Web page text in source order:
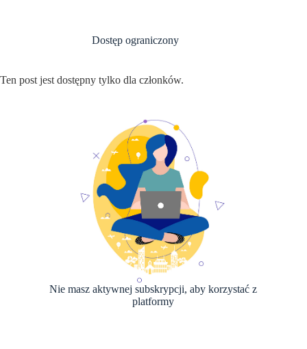
Dostęp ograniczony
Ten post jest dostępny tylko dla członków.
Nie masz aktywnej subskrypcji, aby korzystać z
platformy